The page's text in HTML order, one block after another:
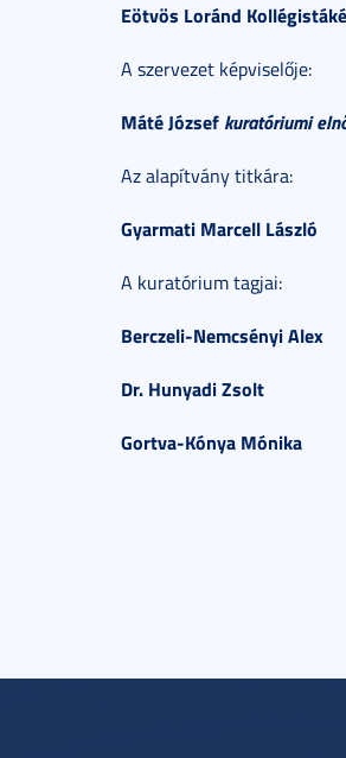
Eötvös Loránd
A szervezet képviselője:
Máté József kuratóriumi
Az alapítvány titkára:
Gyarmati Marcell László
A kuratórium tagjai:
Berczeli-Nemcsényi Alex
Dr. Hunyadi Zsolt
Gortva-Kónya Mónika